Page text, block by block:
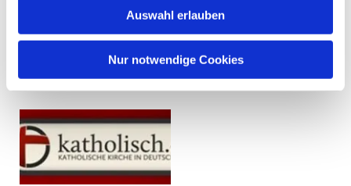
Auswahl erlauben
Nur notwendige Cookies